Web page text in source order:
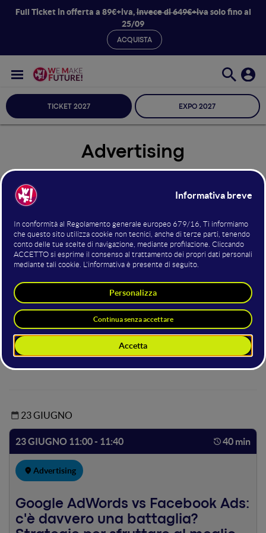
Full Ticket in offerta a 89€+iva,invece di 649€+ivasolo fino al
25/09
ACQUISTA
TICKET 2027 EXPO 2027
Advertising
Seleziona Sala
Advertising
Hosting della sala
Chiara Francesca Storti
Consulente Web Marketing
23 GIUGNO
23 GIUGNO 11:00 - 11:40 40 min
Advertising
Google AdWords vs Facebook Ads:
c'è davvero una battaglia?